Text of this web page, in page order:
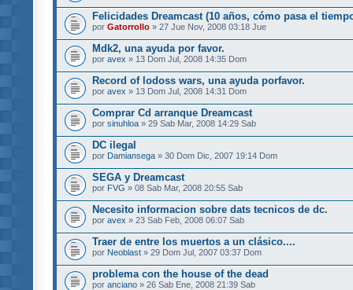
Felicidades Dreamcast (10 años, cómo pasa el
por Gatorrollo » 27 Jue Nov, 2008 03:18 Jue
Mdk2, una ayuda por favor.
por avex » 13 Dom Jul, 2008 14:35 Dom
Record of lodoss wars, una ayuda porfavor.
por avex » 13 Dom Jul, 2008 14:31 Dom
Comprar Cd arranque Dreamcast
por sinuhloa » 29 Sab Mar, 2008 14:29 Sab
DC ilegal
por Damiansega » 30 Dom Dic, 2007 19:14 Dom
SEGA y Dreamcast
por FVG » 08 Sab Mar, 2008 20:55 Sab
Necesito informacion sobre dats tecnicos de dc.
por avex » 23 Sab Feb, 2008 06:07 Sab
Traer de entre los muertos a un clásico....
por Neoblast » 29 Dom Jul, 2007 03:37 Dom
problema con the house of the dead
por anciano » 26 Sab Ene, 2008 21:39 Sab